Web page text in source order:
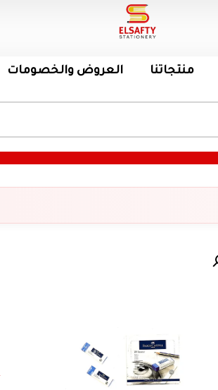
منتجاتنا العروض والخصومات